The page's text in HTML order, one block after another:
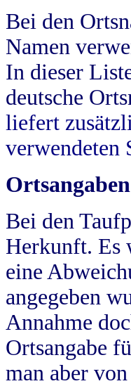
Bei den
Namen
In dieser
deutsche
liefert
verwendeten
Bei den
Herkunft. Es
eine
angegeben
Annahme
Ortsangabe
man aber